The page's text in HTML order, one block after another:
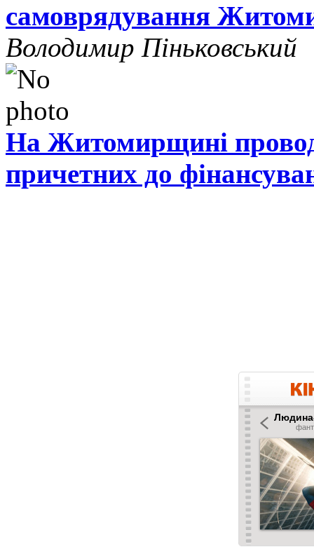
самоврядування
Володимир Піньковський
На Житомирщині
причетних до